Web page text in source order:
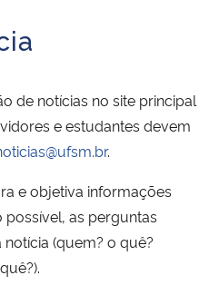
de notícias no site principal
e estudantes devem
.
e objetiva informações
as perguntas
(quem? o quê?